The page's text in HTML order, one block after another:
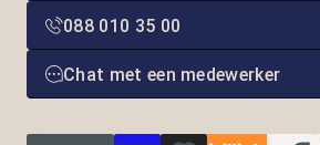
088 010 35 00
Chat met een medewerker